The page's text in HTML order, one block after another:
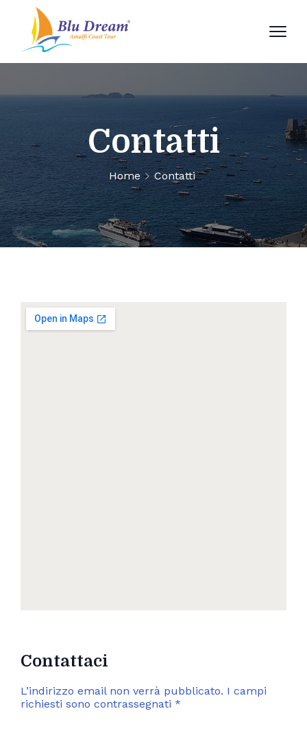
Contatti
Home Contatti
Contattaci
L’indirizzo email non verrà pubblicato. I campi
richiesti sono contrassegnati *